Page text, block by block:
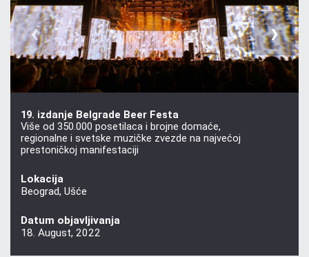
‹ ›
19. izdanje Belgrade Beer Festa
Više od 350.000 posetilaca i brojne domaće,
regionalne i svetske muzičke zvezde na najvećoj
prestoničkoj manifestaciji
Lokacija
Beograd, Ušće
Datum objavljivanja
18. August, 2022